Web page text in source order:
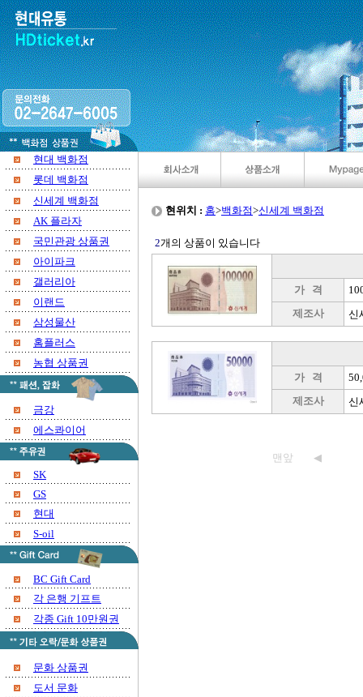
현대 백화점
롯데 백화점
신세계 백화점
AK 플라자
국민관광 상품권
아이파크
갤러리아
이랜드
삼성물산
홈플러스
농협 상품권
금강
에스콰이어
SK
GS
현대
S-oil
BC Gift Card
각 은행 기프트
각종 Gift 10만원권
문화 상품권
도서 문화
현위치 : 홈>백화점>신세계 백화점
2개의 상품이 있습니다
가 격
제조사
신
가 격
제조사
신
맨앞 ◀